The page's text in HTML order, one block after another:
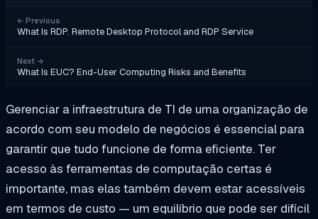
← Previous
What Is RDP. Remote Desktop Protocol and RDP Service
Next →
What Is EUC? End-User Computing Risks and Benefits
Gerenciar a infraestrutura de TI de uma organização de
acordo com seu modelo de negócios é essencial para
garantir que tudo funcione de forma eficiente. Ter
acesso às ferramentas de computação certas é
importante, mas elas também devem estar acessíveis
em termos de custo — um equilíbrio que pode ser difícil